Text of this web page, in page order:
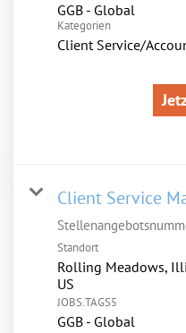
GGB - Global
Kategorien
Client Service/
Client Service
Standort
Rolling Meadows,
JOBS.TAGS5
GGB - Global